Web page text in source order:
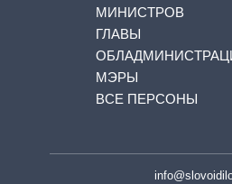
МИНИСТРОВ
ГЛАВЫ
МЭРЫ
ВСЕ ПЕРСОНЫ